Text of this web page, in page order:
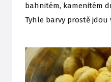
bahnitém, kamenitém
Tyhle barvy prostě jdou